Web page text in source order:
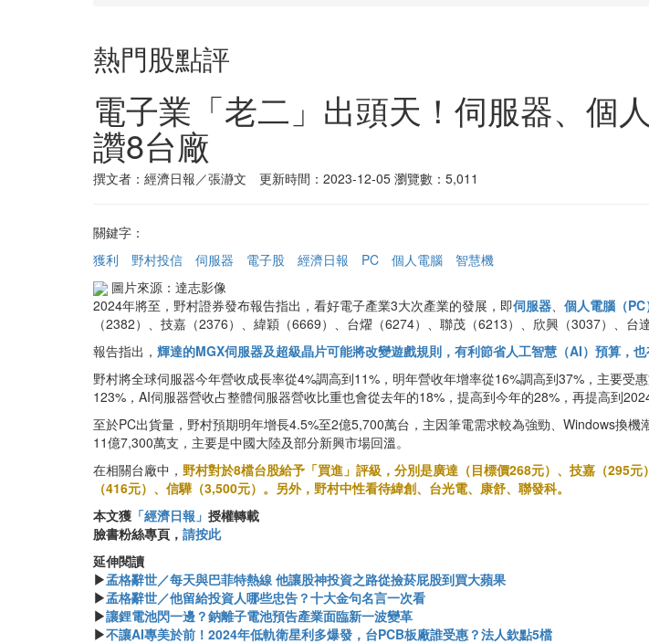
熱門股點評
電子業「老二」出頭天！伺服器、個
讚8台廠
撰文者：經濟日報／張瀞文 更新時間：2023-12-05 瀏覽數：5,011
關鍵字：
獲利
野村投信 伺服器 電子股 經濟日報 PC 個人電腦
智慧機
圖片來源：達志影像
2024年將至，野村證券發布報告指出，看好電子產業3大次產業的發展，即伺服器、 個人電腦（PC
（2382）、技嘉（2376）、緯穎（6669）、台燿（6274）、聯茂（6213）、欣興（3037）、台
報告指出， 輝達的MGX伺服器及超級晶片可能將改變遊戲規則，有利節省人工智慧（AI）預算，
野村將全球伺服器今年營收成長率從4%調高到11%，明年營收年增率從16%調高到37%，主要受
123%，AI伺服器營收占整體伺服器營收比重也會從去年的18%，提高到今年的28%，再提高到
至於PC出貨量，野村預期明年增長4.5%至2億5,700萬台，主因筆電需求較為強勁、Windows換
11億7,300萬支，主要是中國大陸及部分新興市場回溫。
在相關台廠中， 野村對於8檔台股給予「買進」評級，分別是廣達（目標價268元）、技嘉（295
（416元）、信驊（3,500元）。另外，野村中性看待緯創、台光電、康舒、聯發科。
本文獲 「經濟日報」 授權轉載
臉書粉絲專頁， 請按此
延伸閱讀
▶孟格辭世／每天與巴菲特熱線 他讓股神投資之路從撿菸屁股到買大蘋果
▶孟格辭世／他留給投資人哪些忠告？十大金句名言一次看
▶讓鋰電池閃一邊？鈉離子電池預告產業面臨新一波變革
▶不讓AI專美於前！2024年低軌衛星利多爆發，台PCB板廠誰受惠？法人欽點5檔